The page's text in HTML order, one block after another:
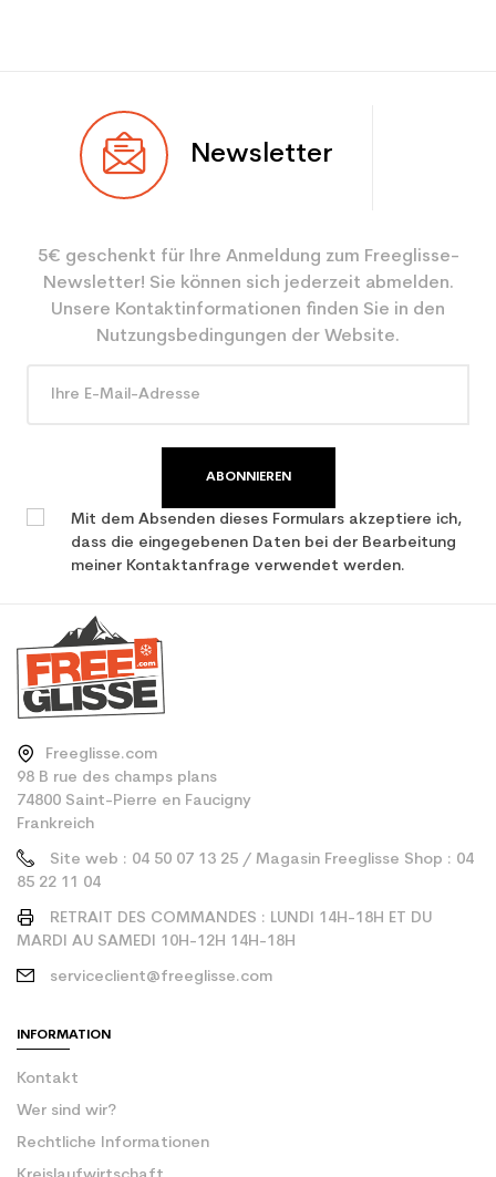
Newsletter
5€ geschenkt für Ihre Anmeldung zum Freeglisse-
Newsletter! Sie können sich jederzeit abmelden.
Unsere Kontaktinformationen finden Sie in den
Nutzungsbedingungen der Website.
ABONNIEREN
Mit dem Absenden dieses Formulars akzeptiere ich,
dass die eingegebenen Daten bei der Bearbeitung
meiner Kontaktanfrage verwendet werden.
Freeglisse.com
98 B rue des champs plans
74800 Saint-Pierre en Faucigny
Frankreich
Site web : 04 50 07 13 25 / Magasin Freeglisse Shop : 04
85 22 11 04
RETRAIT DES COMMANDES : LUNDI 14H-18H ET DU
MARDI AU SAMEDI 10H-12H 14H-18H
serviceclient@freeglisse.com
INFORMATION
Kontakt
Wer sind wir?
Rechtliche Informationen